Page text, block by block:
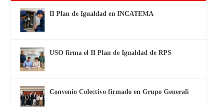
II Plan de Igualdad en INCATEMA
USO firma el II Plan de Igualdad de RPS
Convenio Colectivo firmado en Grupo Generali